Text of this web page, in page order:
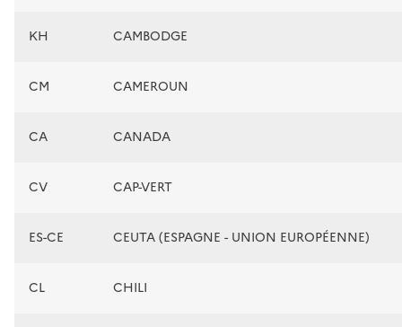
KH CAMBODGE
CM CAMEROUN
CA CANADA
CV CAP-VERT
ES-CE CEUTA (ESPAGNE - UNION EUROPÉENNE)
CL CHILI